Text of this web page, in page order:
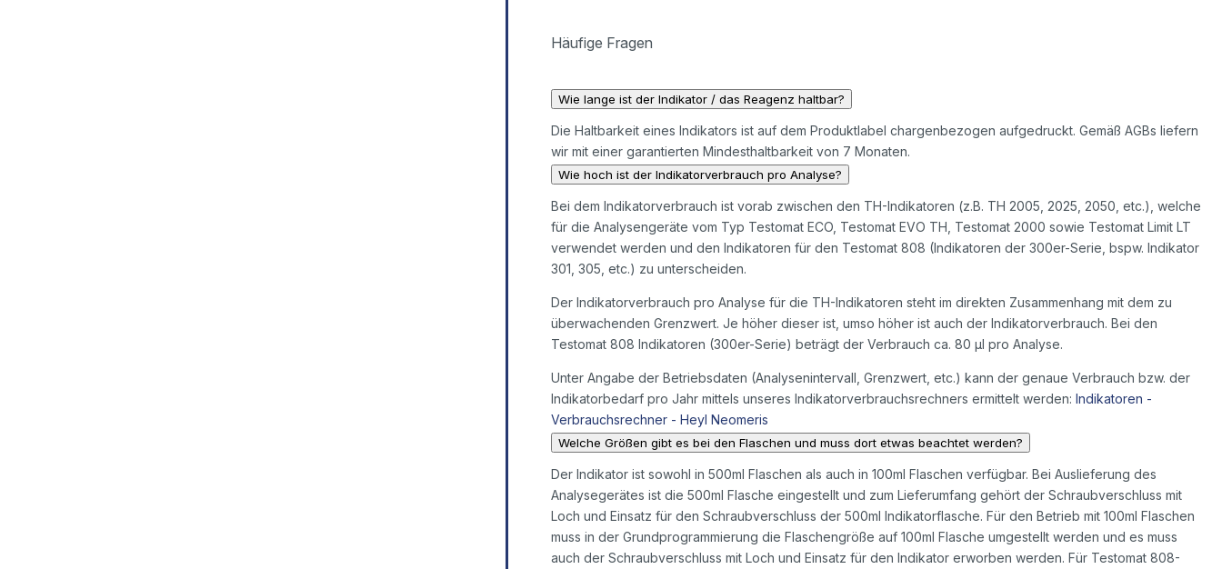
Häufige Fragen
Wie lange ist der Indikator / das Reagenz haltbar?
Die Haltbarkeit eines Indikators ist auf dem Produktlabel chargenbezogen aufgedruckt. Gemäß AGBs liefern
wir mit einer garantierten Mindesthaltbarkeit von 7 Monaten.
Wie hoch ist der Indikatorverbrauch pro Analyse?
Bei dem Indikatorverbrauch ist vorab zwischen den TH-Indikatoren (z.B. TH 2005, 2025, 2050, etc.), welche
für die Analysengeräte vom Typ Testomat ECO, Testomat EVO TH, Testomat 2000 sowie Testomat Limit LT
verwendet werden und den Indikatoren für den Testomat 808 (Indikatoren der 300er-Serie, bspw. Indikator
301, 305, etc.) zu unterscheiden.
Der Indikatorverbrauch pro Analyse für die TH-Indikatoren steht im direkten Zusammenhang mit dem zu
überwachenden Grenzwert. Je höher dieser ist, umso höher ist auch der Indikatorverbrauch. Bei den
Testomat 808 Indikatoren (300er-Serie) beträgt der Verbrauch ca. 80 µl pro Analyse.
Unter Angabe der Betriebsdaten (Analysenintervall, Grenzwert, etc.) kann der genaue Verbrauch bzw. der
Indikatorbedarf pro Jahr mittels unseres Indikatorverbrauchsrechners ermittelt werden: Indikatoren -
Verbrauchsrechner - Heyl Neomeris
Welche Größen gibt es bei den Flaschen und muss dort etwas beachtet werden?
Der Indikator ist sowohl in 500ml Flaschen als auch in 100ml Flaschen verfügbar. Bei Auslieferung des
Analysegerätes ist die 500ml Flasche eingestellt und zum Lieferumfang gehört der Schraubverschluss mit
Loch und Einsatz für den Schraubverschluss der 500ml Indikatorflasche. Für den Betrieb mit 100ml Flaschen
muss in der Grundprogrammierung die Flaschengröße auf 100ml Flasche umgestellt werden und es muss
auch der Schraubverschluss mit Loch und Einsatz für den Indikator erworben werden. Für Testomat 808-